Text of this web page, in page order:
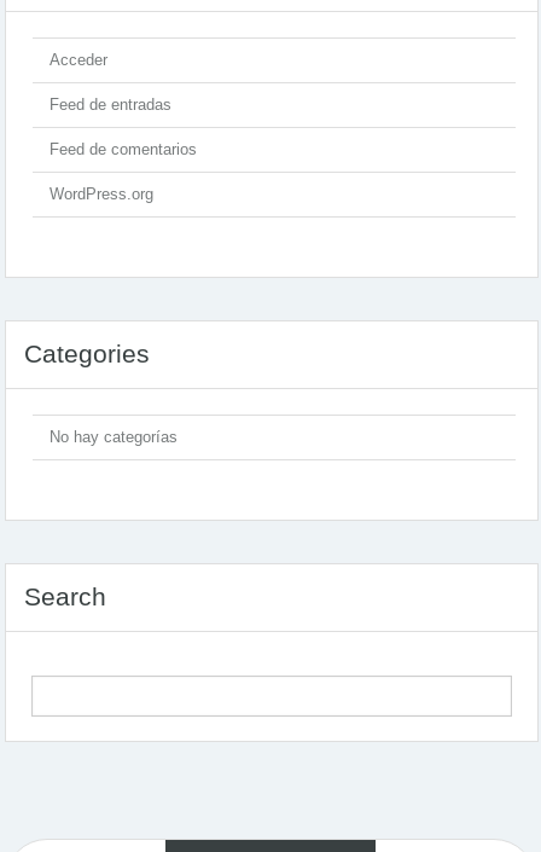
Acceder
Feed de entradas
Feed de comentarios
WordPress.org
Categories
No hay categorías
Search